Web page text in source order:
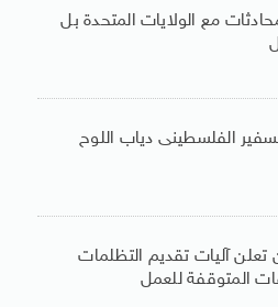
مع الولايات المتحدة بل
الفلسطينى دياب اللوح
تعلن آليات تقديم التظلمات
المتوقفة للعمل